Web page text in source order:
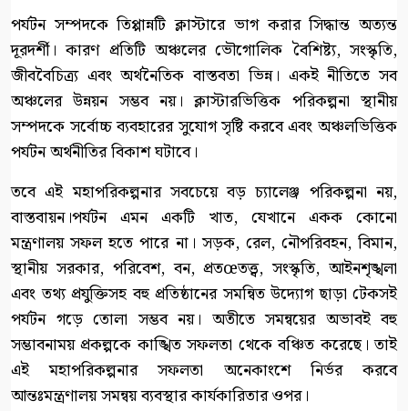
পর্যটন সম্পদকে তিপ্পান্নটি ক্লাস্টারে ভাগ করার সিদ্ধান্ত অত্যন্ত
দূরদর্শী। কারণ প্রতিটি অঞ্চলের ভৌগোলিক বৈশিষ্ট্য, সংস্কৃতি,
জীববৈচিত্র্য এবং অর্থনৈতিক বাস্তবতা ভিন্ন। একই নীতিতে সব
অঞ্চলের উন্নয়ন সম্ভব নয়। ক্লাস্টারভিত্তিক পরিকল্পনা স্থানীয়
সম্পদকে সর্বোচ্চ ব্যবহারের সুযোগ সৃষ্টি করবে এবং অঞ্চলভিত্তিক
পর্যটন অর্থনীতির বিকাশ ঘটাবে।
তবে এই মহাপরিকল্পনার সবচেয়ে বড় চ্যালেঞ্জ পরিকল্পনা নয়,
বাস্তবায়ন।পর্যটন এমন একটি খাত, যেখানে একক কোনো
মন্ত্রণালয় সফল হতে পারে না। সড়ক, রেল, নৌপরিবহন, বিমান,
স্থানীয় সরকার, পরিবেশ, বন, প্রতœতত্ত্ব, সংস্কৃতি, আইনশৃঙ্খলা
এবং তথ্য প্রযুক্তিসহ বহু প্রতিষ্ঠানের সমন্বিত উদ্যোগ ছাড়া টেকসই
পর্যটন গড়ে তোলা সম্ভব নয়। অতীতে সমন্বয়ের অভাবই বহু
সম্ভাবনাময় প্রকল্পকে কাঙ্খিত সফলতা থেকে বঞ্চিত করেছে। তাই
এই মহাপরিকল্পনার সফলতা অনেকাংশে নির্ভর করবে
আন্তঃমন্ত্রণালয় সমন্বয় ব্যবস্থার কার্যকারিতার ওপর।